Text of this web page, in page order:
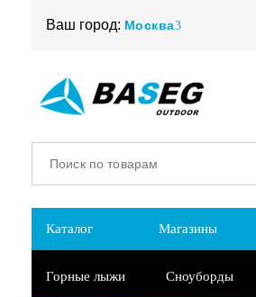
Ваш город: Москва
Каталог Магазины
Горные лыжи Сноуборды